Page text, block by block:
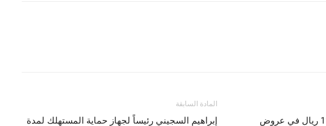
المادة السابقة
إبراهيم السجيني رئيساً لجهاز حماية المستهلك لمدة اشتري جهازين بسعر يبدأ من 111 ريال في عروض